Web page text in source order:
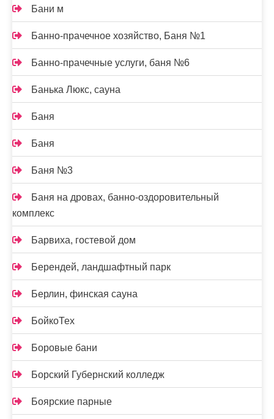
Бани м
Банно-прачечное хозяйство, Баня №1
Банно-прачечные услуги, баня №6
Банька Люкс, сауна
Баня
Баня
Баня №3
Баня на дровах, банно-оздоровительный
комплекс
Барвиха, гостевой дом
Берендей, ландшафтный парк
Берлин, финская сауна
БойкоТех
Боровые бани
Борский Губернский колледж
Боярские парные